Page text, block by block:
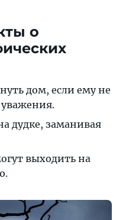
о
дом, если ему не
дудке, заманивая
выходить на